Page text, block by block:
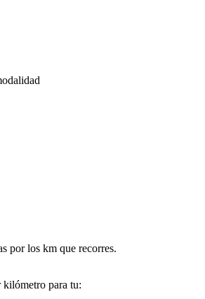
por los km que recorres.
kilómetro para tu: